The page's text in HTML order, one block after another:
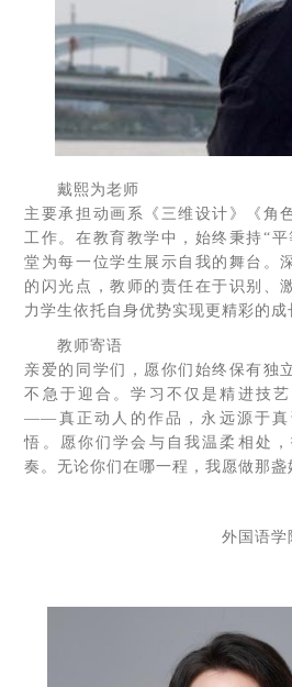
戴熙为老师
主要承担动画系《三维设计》《角
工作。在教育教学中，始终秉持“
堂为每一位学生展示自我的舞台。
的闪光点，教师的责任在于识别、
力学生依托自身优势实现更精彩的成
教师寄语
亲爱的同学们，愿你们始终保有独
不急于迎合。学习不仅是精进技
——真正动人的作品，永远源于真
悟。愿你们学会与自我温柔相处
奏。无论你们在哪一程，我愿做那盏
外国语学